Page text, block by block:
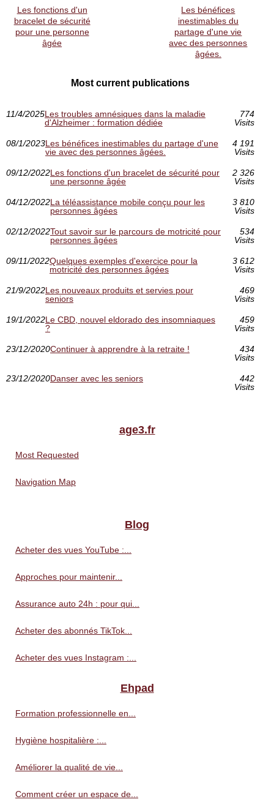
Les fonctions d'un
bracelet de sécurité
pour une personne
âgée
Les bénéfices
inestimables du
partage d'une vie
avec des personnes
âgées.
Most current publications
11/4/2025Les troubles amnésiques dans la maladie
d'Alzheimer : formation dédiée
774
Visits
08/1/2023Les bénéfices inestimables du partage d'une
vie avec des personnes âgées.
4 191
Visits
09/12/2022Les fonctions d'un bracelet de sécurité pour
une personne âgée
2 326
Visits
04/12/2022La téléassistance mobile conçu pour les
personnes âgées
3 810
Visits
02/12/2022Tout savoir sur le parcours de motricité pour
personnes âgées
534
Visits
09/11/2022Quelques exemples d'exercice pour la
motricité des personnes âgées
3 612
Visits
21/9/2022Les nouveaux produits et servies pour
seniors
469
Visits
19/1/2022Le CBD, nouvel eldorado des insomniaques
?
459
Visits
23/12/2020Continuer à apprendre à la retraite !
434
Visits
23/12/2020Danser avec les seniors
442
Visits
age3.fr
Most Requested
Navigation Map
Blog
Acheter des vues YouTube :...
Approches pour maintenir...
Assurance auto 24h : pour qui...
Acheter des abonnés TikTok...
Acheter des vues Instagram :...
Ehpad
Formation professionnelle en...
Hygiène hospitalière :...
Améliorer la qualité de vie...
Comment créer un espace de...